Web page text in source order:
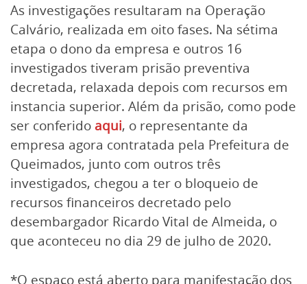
As investigações resultaram na Operação
Calvário, realizada em oito fases. Na sétima
etapa o dono da empresa e outros 16
investigados tiveram prisão preventiva
decretada, relaxada depois com recursos em
instancia superior. Além da prisão, como pode
ser conferido aqui, o representante da
empresa agora contratada pela Prefeitura de
Queimados, junto com outros três
investigados, chegou a ter o bloqueio de
recursos financeiros decretado pelo
desembargador Ricardo Vital de Almeida, o
que aconteceu no dia 29 de julho de 2020.
*O espaço está aberto para manifestação dos